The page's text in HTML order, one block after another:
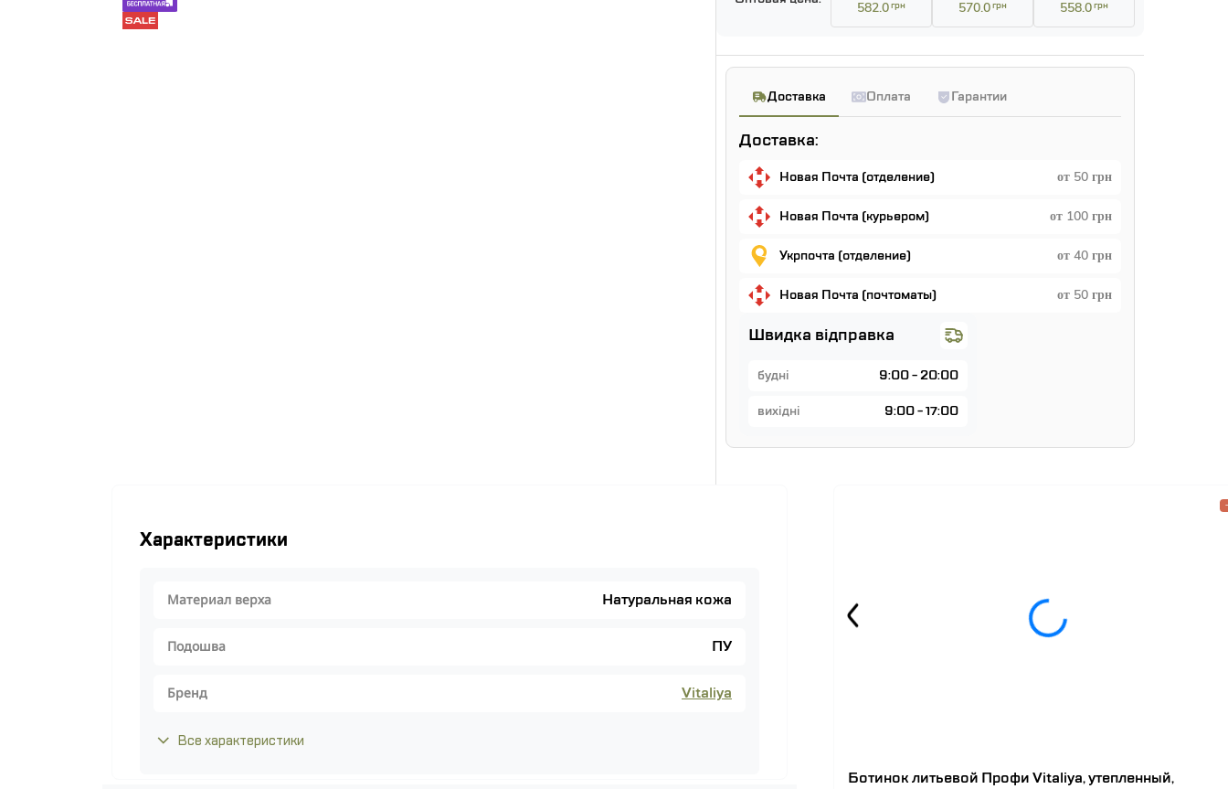
582.0грн 570.0грн 558.0грн
Доставка Оплата Гарантии
Доставка:
Новая Почта (отделение) от 50 грн
Новая Почта (курьером) от 100 грн
Укрпочта (отделение) от 40 грн
Новая Почта (почтоматы) от 50 грн
Швидка відправка
будні 9:00 - 20:00
вихідні 9:00 - 17:00
Характеристики
Материал верха Натуральная кожа
Подошва ПУ
Бренд Vitaliya
Все характеристики
Ботинок литьевой Профи Vitaliya, утепленный,